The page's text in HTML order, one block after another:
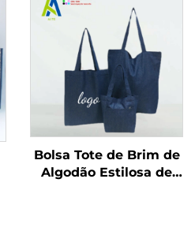
Vintage com Fivela
Oculta, Sacos de Lona
Personalizados para
Presente
Bolsa Tote de Brim de
Algodão Estilosa de